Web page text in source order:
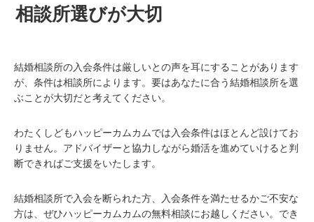
相談所選びが大切
結婚相談所の入会条件は厳しいとの声を耳にすることがあります
が、条件は相談所によります。要はあなたに合う結婚相談所を選
ぶことが大切だと考えてください。
わたくしどもハッピーカムカムでは入会条件はほとんど設けてお
りません。アドバイザーと協力しながら婚活を進めていけると判
断できればご支援をいたします。
結婚相談所で入会を断られた方、入会条件を満たせるかご不安な
方は、ぜひハッピーカムカムの無料相談にお越しください。でき